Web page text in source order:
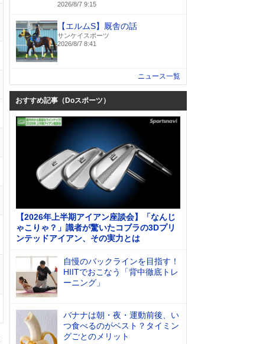
2026/8/7 9:15
【エルムS】厩舎の話
サンケイスポーツ
2026/8/7 8:41
ニュース一覧
おすすめ記事（Doスポーツ）
【2026年上半期アイアン座談会】「なんじ
ゃこりゃ？」識者が驚いたコブラの3Dプリ
ンテッドアイアン、その実力とは
自慢のバックラインを目指す！
HIITでおこなう「背中徹底トレ
ーニング」
バナナは朝・夜・運動前後、い
つ食べるのがベスト？タイミン
グごとのメリット